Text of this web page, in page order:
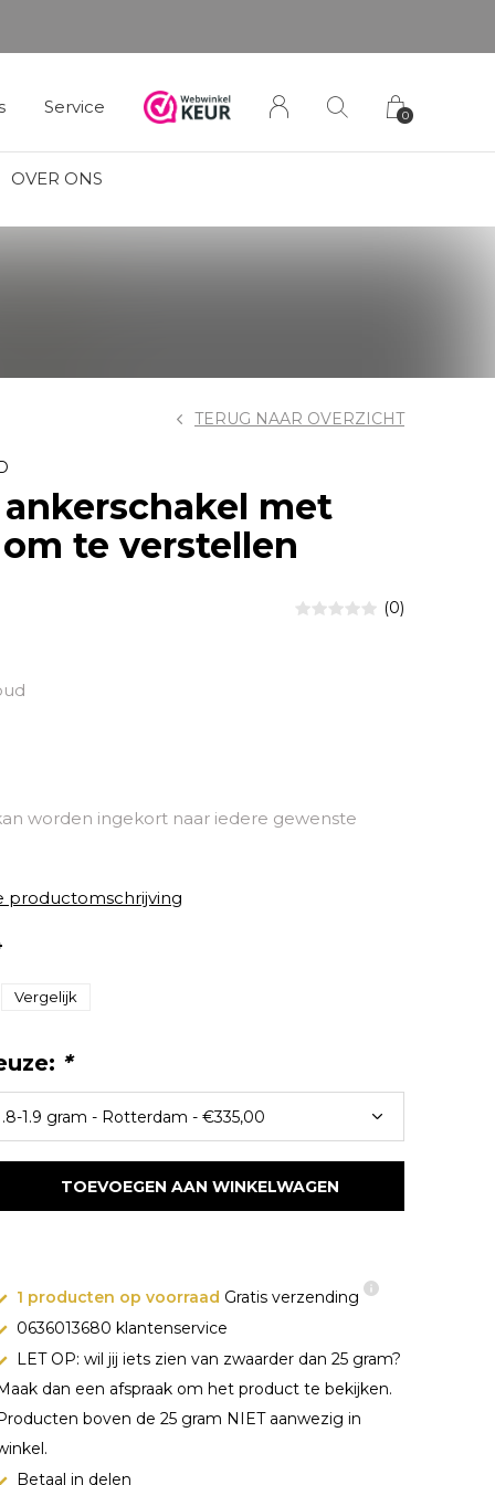
OVER ONS
Service 0
met
te verstellen
TERUG NAAR OVERZICHT
(0)
worden ingekort naar iedere gewenste
productomschrijving
Vergelijk
*
TOEVOEGEN AAN WINKELWAGEN
1 producten op voorraad Gratis verzending
0636013680 klantenservice
LET OP: wil jij iets zien van zwaarder dan 25 gram?
dan een afspraak om het product te bekijken.
boven de 25 gram NIET aanwezig in
Betaal in delen